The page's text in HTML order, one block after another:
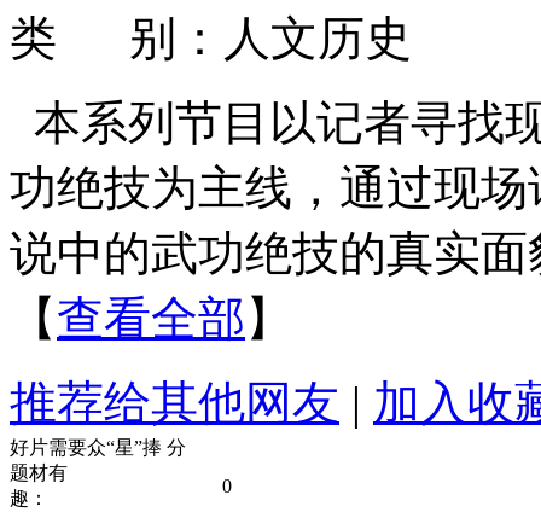
类 别：人文历史
本系列节目以记者寻找
功绝技为主线，通过现
说中的武功绝技的真实面
【查看全部 】
推荐给其他网友 | 加入收
好片需要众“星”捧 分
题材有
趣：
0